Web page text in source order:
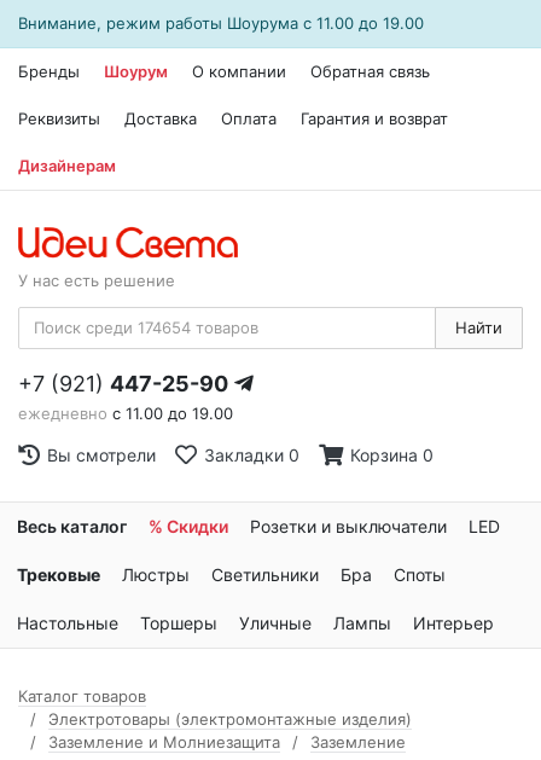
Внимание, режим работы Шоурума с 11.00 до 19.00
Бренды Шоурум О компании Обратная связь
Реквизиты Доставка Оплата Гарантия и возврат
Дизайнерам
У нас есть решение
Найти
+7 (921) 447-25-90
ежедневно с 11.00 до 19.00
Вы смотрели Закладки 0 Корзина 0
Весь каталог % Скидки Розетки и выключатели LED
Трековые Люстры Светильники Бра Споты
Настольные Торшеры Уличные Лампы Интерьер
Каталог товаров
Электротовары (электромонтажные изделия)
Заземление и Молниезащита
Заземление